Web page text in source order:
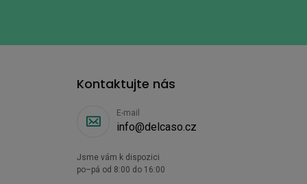
Kontaktujte nás
E-mail
info@delcaso.cz
Jsme vám k dispozici
po–pá od 8:00 do 16:00